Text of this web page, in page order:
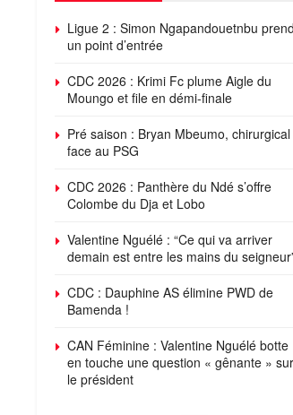
Ligue 2 : Simon Ngapandouetnbu prend
un point d’entrée
CDC 2026 : Krimi Fc plume Aigle du
Moungo et file en démi-finale
Pré saison : Bryan Mbeumo, chirurgical
face au PSG
CDC 2026 : Panthère du Ndé s’offre
Colombe du Dja et Lobo
Valentine Nguélé : “Ce qui va arriver
demain est entre les mains du
CDC : Dauphine AS élimine PWD de
Bamenda !
CAN Féminine : Valentine Nguélé botte
en touche une question « gênante » sur
le président